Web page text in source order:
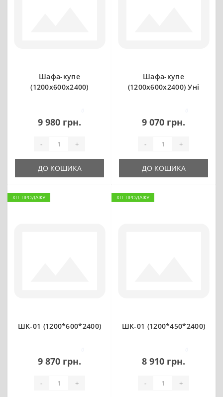
Шафа-купе
(1200х600х2400)
9 980 грн.
- +
ДО КОШИКА
Шафа-купе
(1200х600х2400) Уні
9 070 грн.
- +
ДО КОШИКА
ХІТ ПРОДАЖУ
ШК-01 (1200*600*2400)
9 870 грн.
- +
ХІТ ПРОДАЖУ
ШК-01 (1200*450*2400)
8 910 грн.
- +